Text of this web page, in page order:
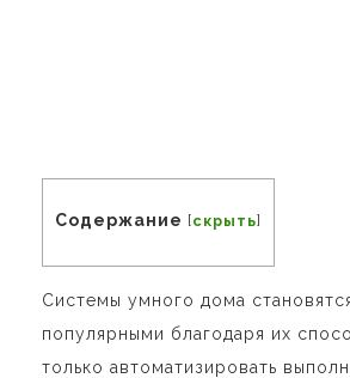
Содержание [скрыть]
Системы умного дома
популярными благодаря их
только автоматизировать